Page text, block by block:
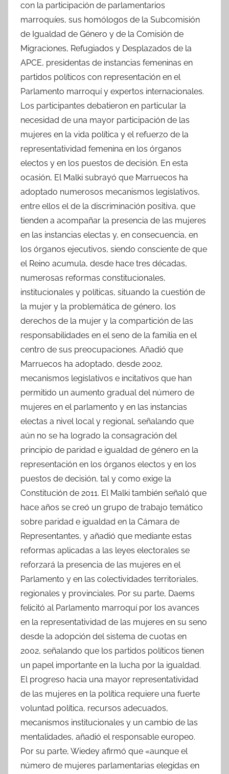
con la participación de parlamentarios
marroquíes, sus homólogos de la Subcomisión
de Igualdad de Género y de la Comisión de
Migraciones, Refugiados y Desplazados de la
APCE, presidentas de instancias femeninas en
partidos políticos con representación en el
Parlamento marroquí y expertos internacionales.
Los participantes debatieron en particular la
necesidad de una mayor participación de las
mujeres en la vida política y el refuerzo de la
representatividad femenina en los órganos
electos y en los puestos de decisión. En esta
ocasión, El Malki subrayó que Marruecos ha
adoptado numerosos mecanismos legislativos,
entre ellos el de la discriminación positiva, que
tienden a acompañar la presencia de las mujeres
en las instancias electas y, en consecuencia, en
los órganos ejecutivos, siendo consciente de que
el Reino acumula, desde hace tres décadas,
numerosas reformas constitucionales,
institucionales y políticas, situando la cuestión de
la mujer y la problemática de género, los
derechos de la mujer y la compartición de las
responsabilidades en el seno de la familia en el
centro de sus preocupaciones. Añadió que
Marruecos ha adoptado, desde 2002,
mecanismos legislativos e incitativos que han
permitido un aumento gradual del número de
mujeres en el parlamento y en las instancias
electas a nivel local y regional, señalando que
aún no se ha logrado la consagración del
principio de paridad e igualdad de género en la
representación en los órganos electos y en los
puestos de decisión, tal y como exige la
Constitución de 2011. El Malki también señaló que
hace años se creó un grupo de trabajo temático
sobre paridad e igualdad en la Cámara de
Representantes, y añadió que mediante estas
reformas aplicadas a las leyes electorales se
reforzará la presencia de las mujeres en el
Parlamento y en las colectividades territoriales,
regionales y provinciales. Por su parte, Daems
felicitó al Parlamento marroquí por los avances
en la representatividad de las mujeres en su seno
desde la adopción del sistema de cuotas en
2002, señalando que los partidos políticos tienen
un papel importante en la lucha por la igualdad.
El progreso hacia una mayor representatividad
de las mujeres en la política requiere una fuerte
voluntad política, recursos adecuados,
mecanismos institucionales y un cambio de las
mentalidades, añadió el responsable europeo.
Por su parte, Wiedey afirmó que «aunque el
número de mujeres parlamentarias elegidas en